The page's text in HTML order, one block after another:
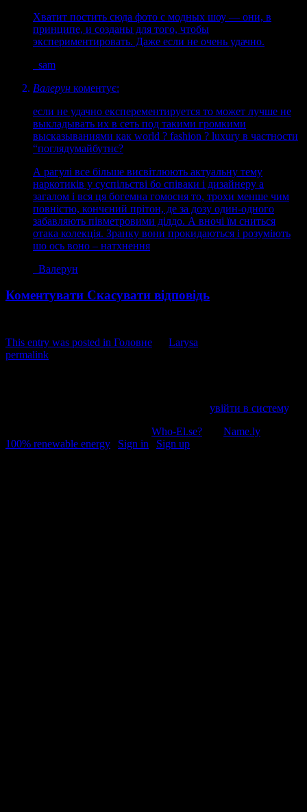
Хватит постить сюда фото с модных шоу — они, в
принципе, и созданы для того, чтобы
экспериментировать. Даже если не очень удачно.
sam
Валерун коментує:
если не удачно експерементируется то может лучше не
выкладывать их в сеть под такими громкими
высказываниями как world ? fashion ? luxury в частности
“поглядумайбутнє?
А рагулі все більше висвітлюють актуальну тему
наркотиків у суспільстві бо співаки і дизайнеру а
загалом і вся ця богемна гомосня то, трохи менше чим
повністю, кончєний прітон, де за дозу один-одного
забавляють півметровими ділдо. А вночі їм сниться
отака колекція. Зранку вони прокидаються і розуміють
шо ось воно – натхнення
Валерун
Коментувати Скасувати відповідь
This entry was posted in Головне Larysa
permalink
увійти в систему.
Who-El.se? Name.ly
100% renewable energy
Sign in Sign up